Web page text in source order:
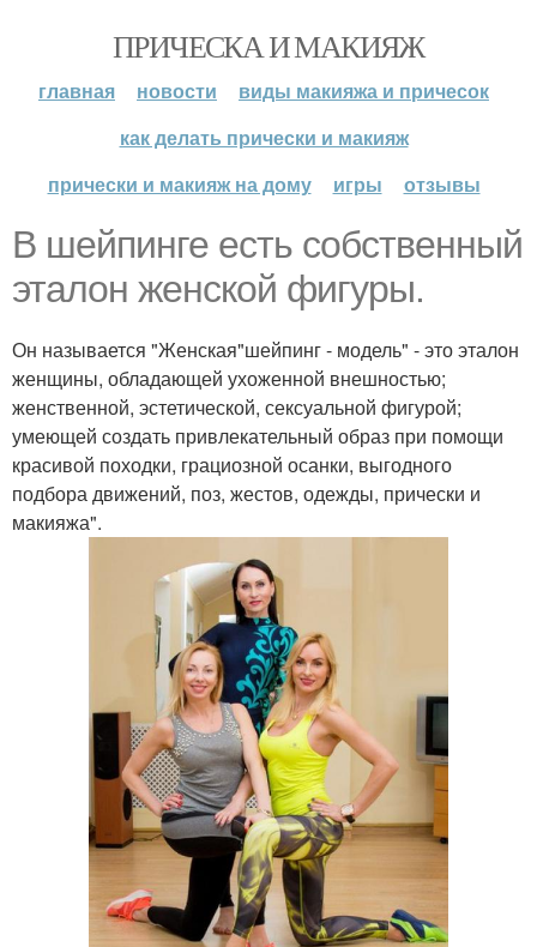
ПРИЧЕСКА И МАКИЯЖ
главная новости
виды макияжа и причесок
как делать прически и макияж
прически и макияж на дому
игры отзывы
В шейпинге есть собственный
эталон женской фигуры.
Он называется "Женская"шейпинг - модель" - это эталон
женщины, обладающей ухоженной внешностью;
женственной, эстетической, сексуальной фигурой;
умеющей создать привлекательный образ при помощи
красивой походки, грациозной осанки, выгодного
подбора движений, поз, жестов, одежды, прически и
макияжа".